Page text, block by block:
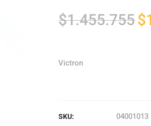
$1.455.755 El
$
Victron
SKU: 04001013